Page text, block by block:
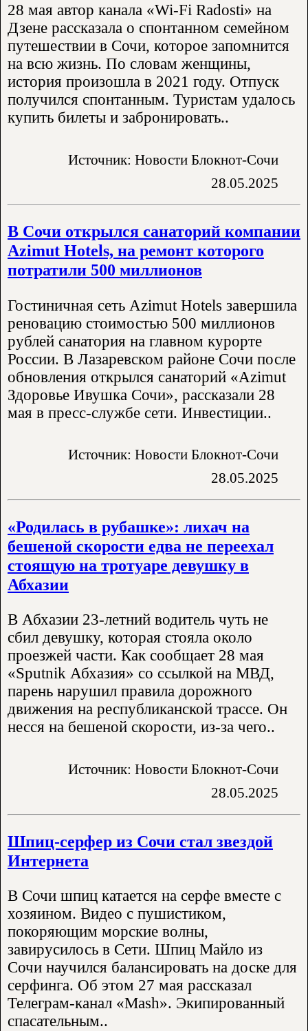
28 мая автор канала «Wi-Fi Radosti» на
Дзене рассказала о спонтанном семейном
путешествии в Сочи, которое запомнится
на всю жизнь. По словам женщины,
история произошла в 2021 году. Отпуск
получился спонтанным. Туристам удалось
купить билеты и забронировать..
Источник: Новости Блокнот-Сочи
28.05.2025
В Сочи открылся санаторий компании
Azimut Hotels, на ремонт которого
потратили 500 миллионов
Гостиничная сеть Azimut Hotels завершила
реновацию стоимостью 500 миллионов
рублей санатория на главном курорте
России. В Лазаревском районе Сочи после
обновления открылся санаторий «Azimut
Здоровье Ивушка Сочи», рассказали 28
мая в пресс-службе сети. Инвестиции..
Источник: Новости Блокнот-Сочи
28.05.2025
«Родилась в рубашке»: лихач на
бешеной скорости едва не переехал
стоящую на тротуаре девушку в
Абхазии
В Абхазии 23-летний водитель чуть не
сбил девушку, которая стояла около
проезжей части. Как сообщает 28 мая
«Sputnik Абхазия» со ссылкой на МВД,
парень нарушил правила дорожного
движения на республиканской трассе. Он
несся на бешеной скорости, из-за чего..
Источник: Новости Блокнот-Сочи
28.05.2025
Шпиц-серфер из Сочи стал звездой
Интернета
В Сочи шпиц катается на серфе вместе с
хозяином. Видео с пушистиком,
покоряющим морские волны,
завирусилось в Сети. Шпиц Майло из
Сочи научился балансировать на доске для
серфинга. Об этом 27 мая рассказал
Телеграм-канал «Mash». Экипированный
спасательным..